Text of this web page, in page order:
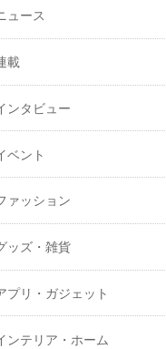
ュース
載
ンタビュー
ベント
ァッション
ッズ・雑貨
プリ・ガジェット
ンテリア・ホーム